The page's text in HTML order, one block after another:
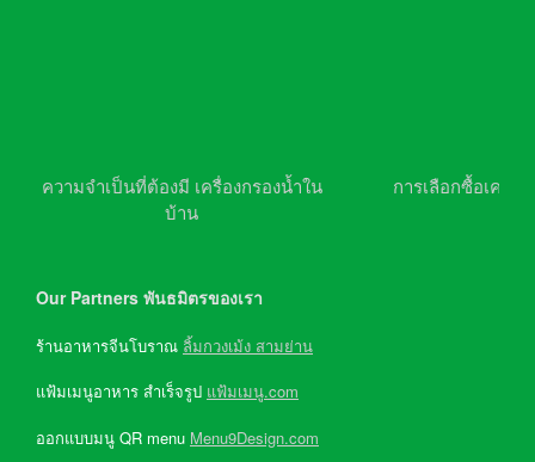
ความจำเป็นที่ต้องมี เครื่องกรองน้ำใน
บ้าน
การเลือกซื้อเครื่อ
Our Partners พันธมิตรของเรา
ร้านอาหารจีนโบราณ ลิ้มกวงเม้ง สามย่าน
แฟ้มเมนูอาหาร สำเร็จรูป แฟ้มเมนู.com
ออกแบบมนู QR menu Menu9Design.com